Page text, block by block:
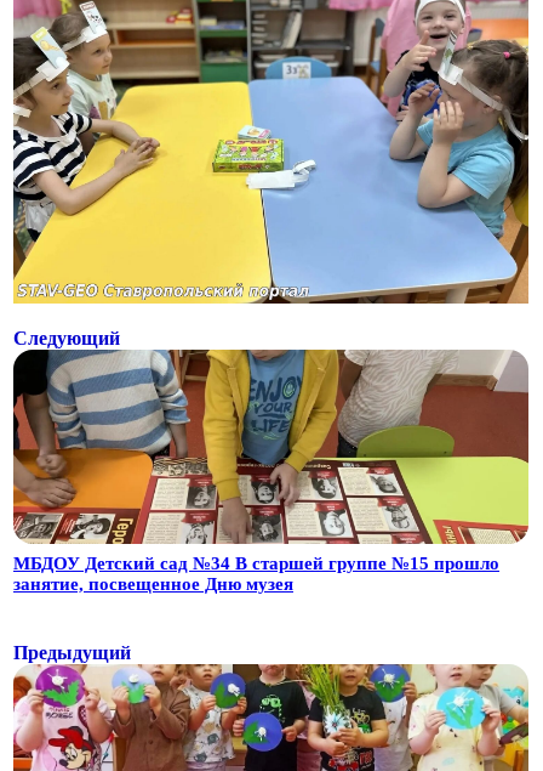
Следующий
МБДОУ Детский сад №34 В старшей группе №15 прошло
занятие, посвещенное Дню музея
Предыдущий